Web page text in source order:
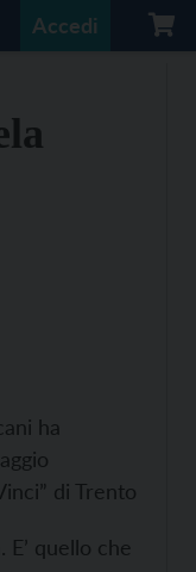
Accedi
ha
di Trento
quello che